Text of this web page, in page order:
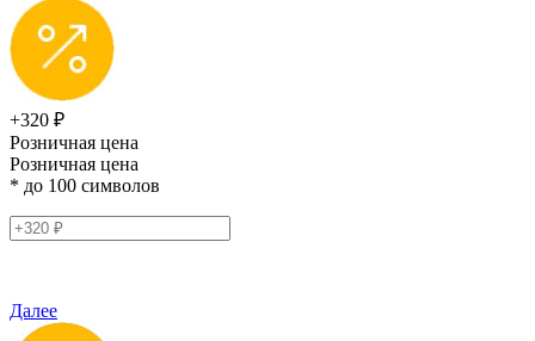
+320 ₽
Розничная цена
Розничная цена
* до 100 символов
Далее